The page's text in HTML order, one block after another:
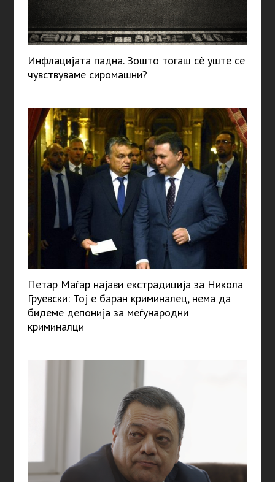
Инфлацијата падна. Зошто тогаш сè уште се
чувствуваме сиромашни?
Петар Маѓар најави екстрадиција за Никола
Груевски: Тој е баран криминалец, нема да
бидеме депонија за меѓународни
криминалци